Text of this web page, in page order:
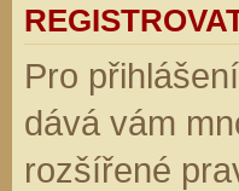
Pro
dává vám
rozšířené